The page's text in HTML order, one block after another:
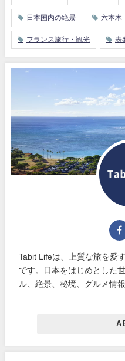
日本国内の絶景 六本木
フランス旅行・観光 表
Tabit Lifeは、上質な旅を愛
です。日本をはじめとした
ル、絶景、秘境、グルメ情